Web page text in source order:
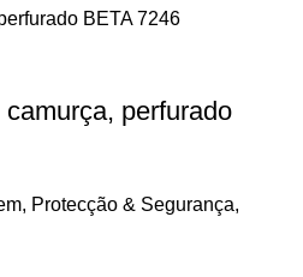
perfurado
, Protecção & Segurança,